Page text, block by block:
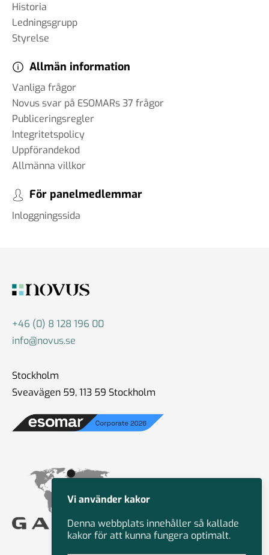
Historia
Ledningsgrupp
Styrelse
Allmän information
Vanliga frågor
Novus svar på ESOMARs 37 frågor
Publiceringsregler
Integritetspolicy
Uppförandekod
Allmänna villkor
För panelmedlemmar
Inloggningssida
+46 (0) 8 128 196 00
info@novus.se
Stockholm
Sveavägen 59, 113 59 Stockholm
Vi använder kakor
Denna webbplats innehåller så kallade
kakor för att kunna fungera optimalt.